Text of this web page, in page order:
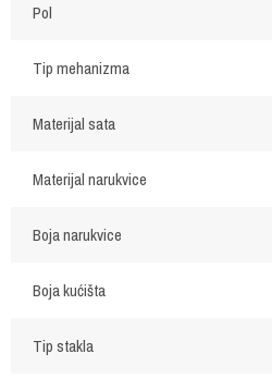
Pol
Tip mehanizma
Materijal sata
Materijal narukvice
Boja narukvice
Boja kućišta
Tip stakla